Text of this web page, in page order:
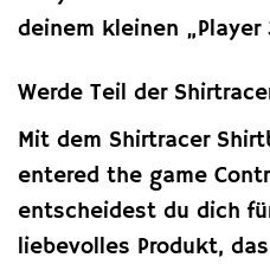
deinem kleinen „Player
Werde Teil der
Mit dem Shirtracer
entered the game
entscheidest du dich
liebevolles Produkt,